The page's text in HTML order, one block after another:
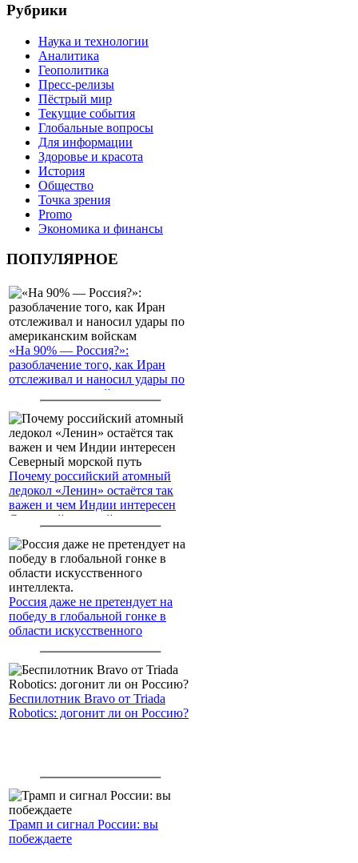
Рубрики
Наука и технологии
Аналитика
Геополитика
Пресс-релизы
Пёстрый мир
Текущие события
Глобальные вопросы
Для информации
Здоровье и красота
История
Общество
Точка зрения
Promo
Экономика и финансы
ПОПУЛЯРНОЕ
«На 90% — Россия?»:
разоблачение того, как Иран
отслеживал и наносил удары по
американским войскам
Почему российский атомный
ледокол «Ленин» остаётся так
важен и чем Индии интересен
Северный морской путь
Россия даже не претендует на
победу в глобальной гонке в
области искусственного
Беспилотник Bravo от Triada
Robotics: догонит ли он Россию?
Трамп и сигнал России: вы
побеждаете